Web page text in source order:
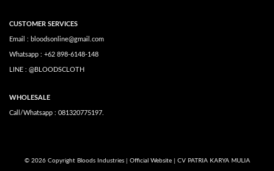
CUSTOMER SERVICES
Email : bloodsonline@gmail.com
Whatsapp : +62 898-6148-148
LINE : @BLOODSCLOTH
WHOLESALE
Call/Whatsapp : 081320775197.
© 2026 Copyright Bloods Industries | Official Website | CV PATRIA KARYA MULIA